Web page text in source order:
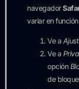
navegador
variar en
Ve a
Ve a
opción
de